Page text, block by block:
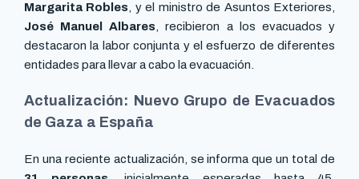
Margarita Robles , y el ministro de Asuntos Exteriores,
José Manuel Albares , recibieron a los evacuados y
destacaron la labor conjunta y el esfuerzo de diferentes
entidades para llevar a cabo la evacuación.
Actualización: Nuevo Grupo de Evacuados
de Gaza a España
En una reciente actualización, se informa que un total de